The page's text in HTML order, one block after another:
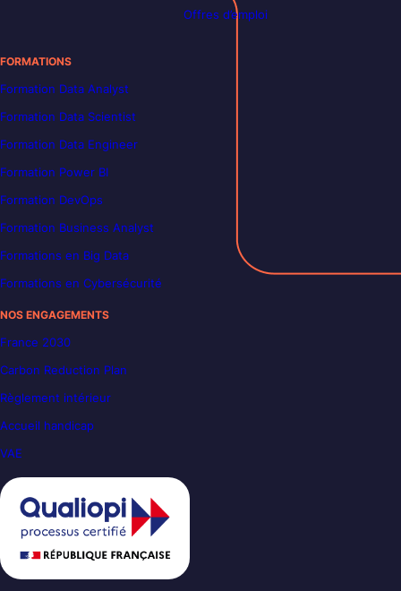
Offres d’emploi
FORMATIONS
Formation Data Analyst
Formation Data Scientist
Formation Data Engineer
Formation Power BI
Formation DevOps
Formation Business Analyst
Formations en Big Data
Formations en Cybersécurité
NOS ENGAGEMENTS
France 2030
Carbon Reduction Plan
Règlement intérieur
Accueil handicap
VAE